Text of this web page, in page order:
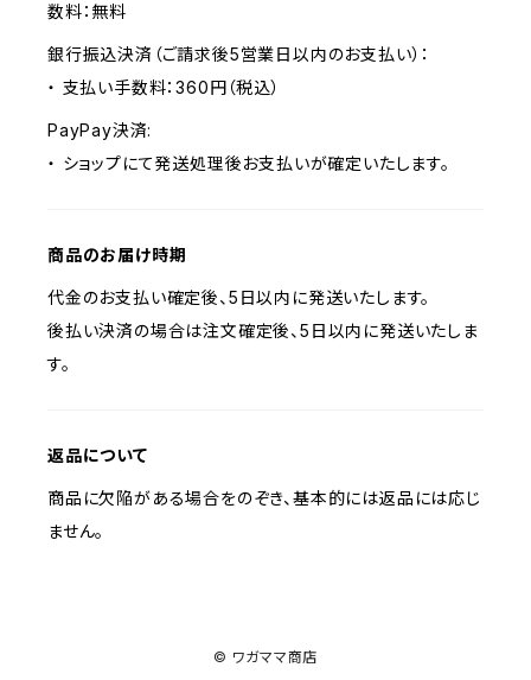
数料：無料
銀行振込決済（ご請求後5営業日以内のお支払い）：
・ 支払い手数料：360円（税込）
PayPay決済:
・ ショップにて発送処理後お支払いが確定いたします。
商品のお届け時期
代金のお支払い確定後、5日以内に発送いたします。
後払い決済の場合は注文確定後、5日以内に発送いたしま
す。
返品について
商品に欠陥がある場合をのぞき、基本的には返品には応じ
ません。
© ワガママ商店